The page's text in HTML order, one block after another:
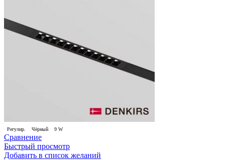
Регулир. Чёрный 9 W
Сравнение
Быстрый просмотр
Добавить в список желаний